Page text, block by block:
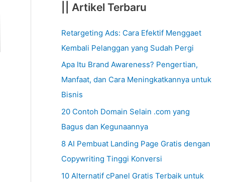
|| Artikel Terbaru
Retargeting Ads: Cara Efektif Menggaet
Kembali Pelanggan yang Sudah Pergi
Apa Itu Brand Awareness? Pengertian,
Manfaat, dan Cara Meningkatkannya untuk
Bisnis
20 Contoh Domain Selain .com yang
Bagus dan Kegunaannya
8 AI Pembuat Landing Page Gratis dengan
Copywriting Tinggi Konversi
10 Alternatif cPanel Gratis Terbaik untuk